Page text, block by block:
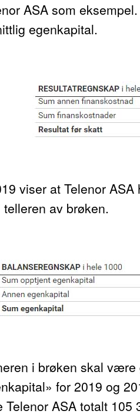
ASA som
egenkapital.
viser at Telenor
av brøken.
i brøken skal
for 2019 og
ASA totalt